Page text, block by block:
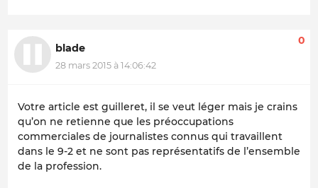
blade
28 mars 2015 à 14:06:42
0
Votre article est guilleret, il se veut léger mais je crains
qu’on ne retienne que les préoccupations
commerciales de journalistes connus qui travaillent
dans le 9-2 et ne sont pas représentatifs de l’ensemble
de la profession.